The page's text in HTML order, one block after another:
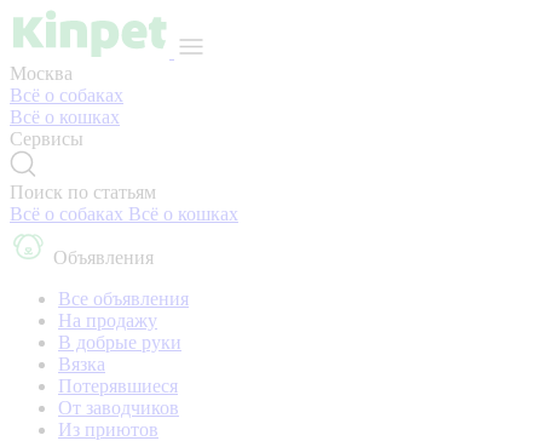
Москва
Всё о собаках
Всё о кошках
Сервисы
Поиск по статьям
Всё о собаках Всё о кошках
Объявления
Все объявления
На продажу
В добрые руки
Вязка
Потерявшиеся
От заводчиков
Из приютов